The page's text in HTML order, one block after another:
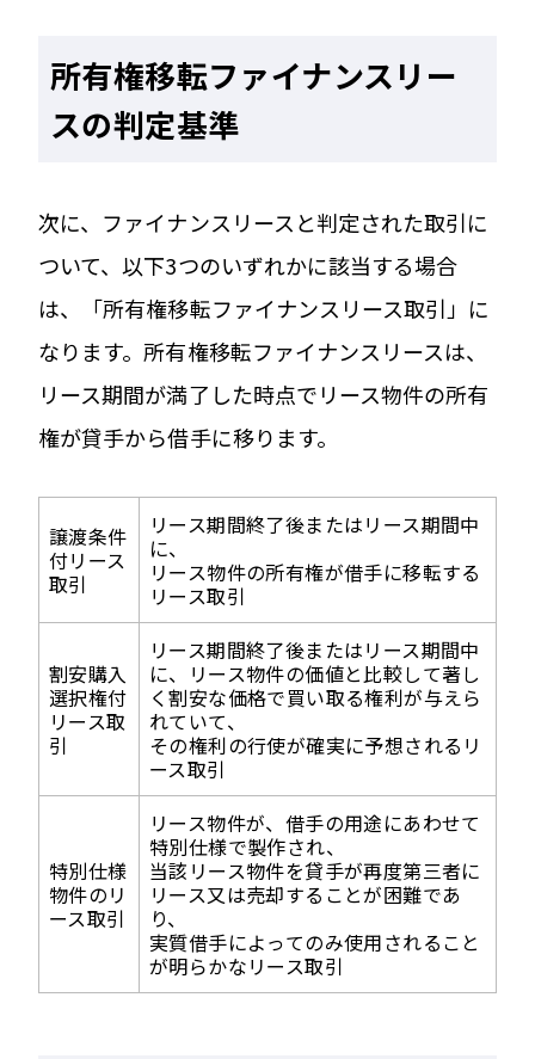
所有権移転ファイナンスリー
スの判定基準
次に、ファイナンスリースと判定された取引に
ついて、以下3つのいずれかに該当する場合
は、「所有権移転ファイナンスリース取引」に
なります。所有権移転ファイナンスリースは、
リース期間が満了した時点でリース物件の所有
権が貸手から借手に移ります。
譲渡条件
付リース
取引
リース期間終了後またはリース期間中
に、
リース物件の所有権が借手に移転する
リース取引
割安購入
選択権付
リース取
引
リース期間終了後またはリース期間中
に、リース物件の価値と比較して著し
く割安な価格で買い取る権利が与えら
れていて、
その権利の行使が確実に予想されるリ
ース取引
特別仕様
物件のリ
ース取引
リース物件が、借手の用途にあわせて
特別仕様で製作され、
当該リース物件を貸手が再度第三者に
リース又は売却することが困難であ
り、
実質借手によってのみ使用されること
が明らかなリース取引